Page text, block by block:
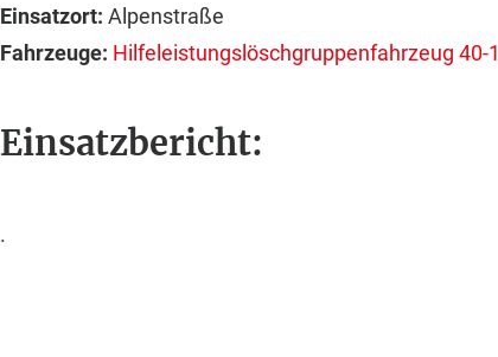
Einsatzort: Alpenstraße
Fahrzeuge: Hilfeleistungslöschgruppenfahrzeug 40-1
Einsatzbericht:
.